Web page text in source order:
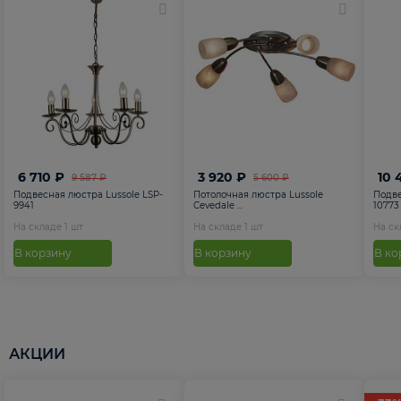
9 587 ₽
6 710 ₽
Подвесная люстра Lussole LSP-
9941
На складе 1 шт
В корзину
5 600 ₽
3 920 ₽
Потолочная люстра Lussole
Cevedale ...
На складе 1 шт
В корзину
10
10773
На
В
АКЦИИ